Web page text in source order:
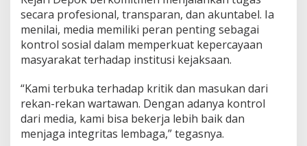
secara profesional, transparan, dan akuntabel. Ia
menilai, media memiliki peran penting sebagai
kontrol sosial dalam memperkuat kepercayaan
masyarakat terhadap institusi kejaksaan.
“Kami terbuka terhadap kritik dan masukan dari
rekan-rekan wartawan. Dengan adanya kontrol
dari media, kami bisa bekerja lebih baik dan
menjaga integritas lembaga,” tegasnya.